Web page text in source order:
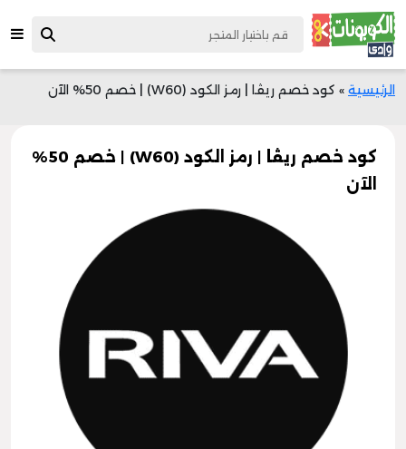
الرئيسية » كود خصم ريڤا | رمز الكود (W60) | خصم 50% الآن
كود خصم ريڤا | رمز الكود (W60) | خصم 50%
الآن